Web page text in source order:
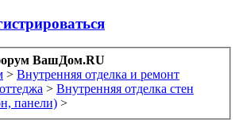
ВашДом.RU
> Внутренняя отделка и ремонт
> Внутренняя отделка стен
панели) >